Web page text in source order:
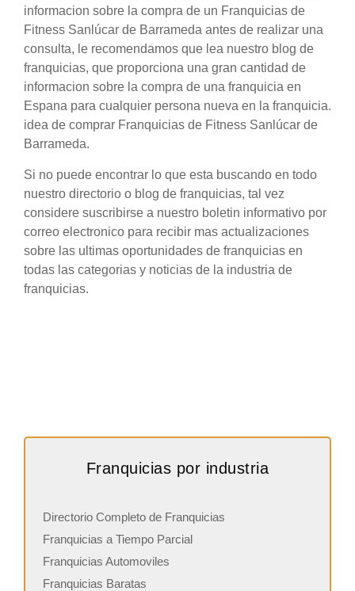
informacion sobre la compra de un Franquicias de
Fitness Sanlúcar de Barrameda antes de realizar una
consulta, le recomendamos que lea nuestro blog de
franquicias, que proporciona una gran cantidad de
informacion sobre la compra de una franquicia en
Espana para cualquier persona nueva en la franquicia.
idea de comprar Franquicias de Fitness Sanlúcar de
Barrameda.
Si no puede encontrar lo que esta buscando en todo
nuestro directorio o blog de franquicias, tal vez
considere suscribirse a nuestro boletin informativo por
correo electronico para recibir mas actualizaciones
sobre las ultimas oportunidades de franquicias en
todas las categorias y noticias de la industria de
franquicias.
Franquicias por industria
Directorio Completo de Franquicias
Franquicias a Tiempo Parcial
Franquicias Automoviles
Franquicias Baratas